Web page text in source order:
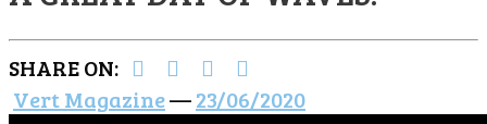
SHARE ON:
Vert Magazine—23/06/2020